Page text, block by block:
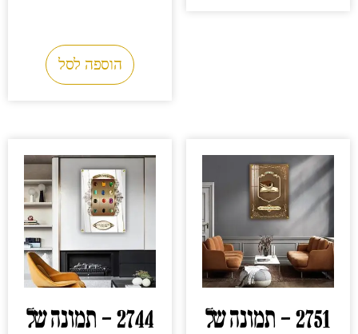
הוספה לסל
2751 – תמונה של
2744 – תמונה של